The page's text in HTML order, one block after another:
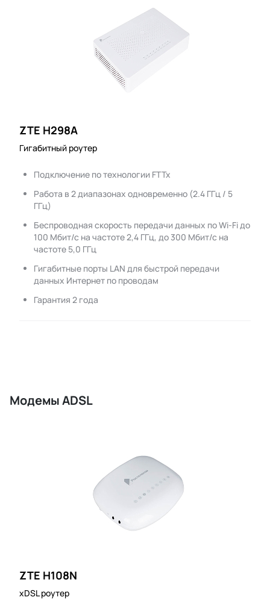
ZTE H298A
Гигабитный роутер
Подключение по технологии FTTx
Работа в 2 диапазонах одновременно (2.4 ГГц / 5
ГГц)
Беспроводная скорость передачи данных по Wi-Fi до
100 Мбит/с на частоте 2,4 ГГц, до 300 Мбит/с на
частоте 5,0 ГГц
Гигабитные порты LAN для быстрой передачи
данных Интернет по проводам
Гарантия 2 года
Модемы ADSL
ZTE H108N
xDSL роутер